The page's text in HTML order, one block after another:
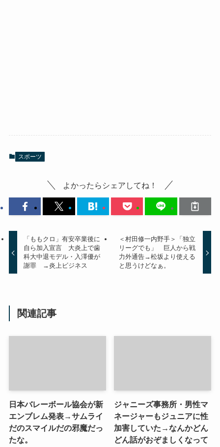
スポーツ
よかったらシェアしてね！
「ももクロ」有安卒業後に
自ら加入宣言 大炎上で歯
科大中退モデル・入澤優が
謝罪 →炎上ビジネス
＜村田修一内野手＞「独立
リーグでも」 巨人から戦
力外通告→松坂より使える
と思うけどなぁ。
関連記事
日本バレーボール協会が新
エンブレム発表→サムライ
だのスマイルだの邪魔だっ
たな。
ジャニーズ事務所・男性マ
ネージャーもジュニアに性
加害していた→なんかどん
どん話がおぞましくなって